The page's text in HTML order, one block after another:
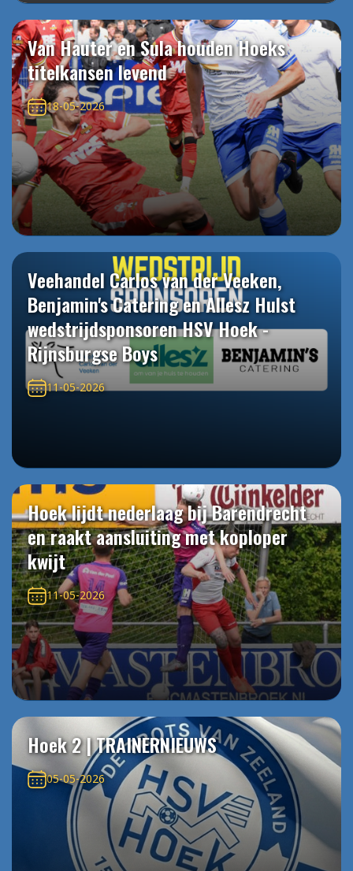
Van Hauter en Sula houden Hoeks
titelkansen levend
18-05-2026
Veehandel Carlos van der Veeken,
Benjamin's Catering en Allesz Hulst
wedstrijdsponsoren HSV Hoek -
Rijnsburgse Boys
11-05-2026
Hoek lijdt nederlaag bij Barendrecht
en raakt aansluiting met koploper
kwijt
11-05-2026
Hoek 2 | TRAINERNIEUWS
05-05-2026